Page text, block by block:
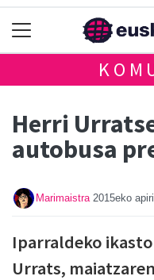
Herri
autobusa
Marimaistra 2015eko
Iparraldeko
Urrats,